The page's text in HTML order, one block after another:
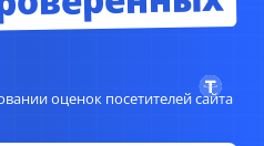
оценок посетителей сайта